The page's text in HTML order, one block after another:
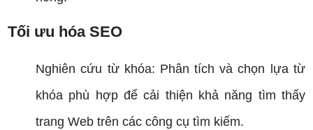
Tối ưu hóa SEO
Nghiên cứu từ khóa: Phân tích và chọn lựa từ
khóa phù hợp để cải thiện khả năng tìm thấy
trang Web trên các công cụ tìm kiếm.